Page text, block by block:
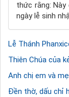
thức rằng:
ngày lễ sinh
Lễ Thánh
Thiên Chúa của
Anh chị em và
Đền thờ, dấu chỉ